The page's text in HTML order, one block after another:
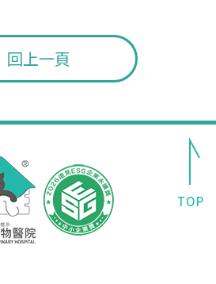
回上一頁